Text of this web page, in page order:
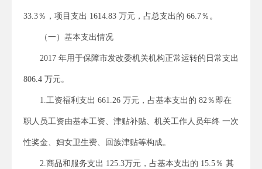
33.3％，项目支出 1614.83 万元，占总支出的 66.7％。
（一）基本支出情况
2017 年用于保障市发改委机关机构正常运转的日常支出
806.4 万元。
1.工资福利支出 661.26 万元，占基本支出的 82％即在
职人员工资由基本工资、津贴补贴、机关工作人员年终 一次
性奖金、妇女卫生费、回族津贴等构成。
2.商品和服务支出 125.3万元，占基本支出的 15.5％ 其